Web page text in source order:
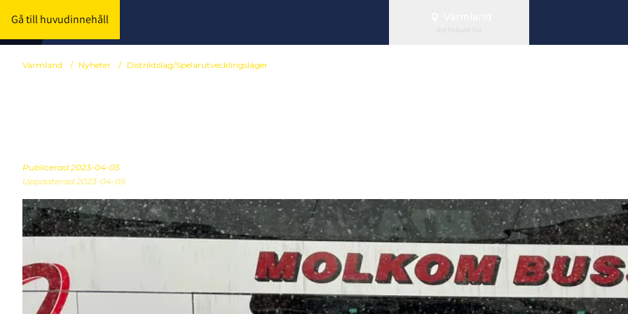
Gå till huvudinnehåll
Byt förbund här
Värmland / Nyheter / Distriktslag/Spelarutvecklingsläger
Publicerad 2023-04-05
Uppdaterad 2023-04-05